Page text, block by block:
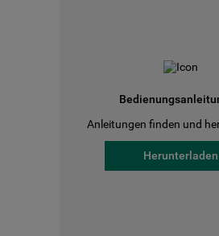
Anleitungen finden und
Herunterladen